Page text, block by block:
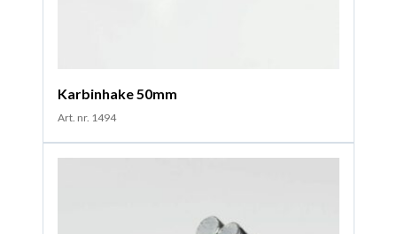
Karbinhake 50mm
Art. nr. 1494